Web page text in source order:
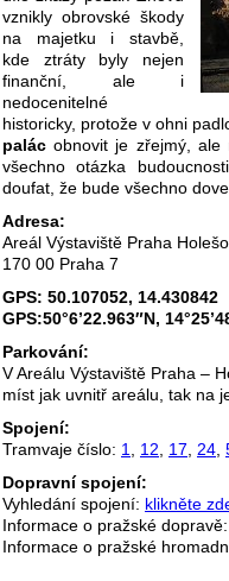
vznikly obrovské škody
na majetku i stavbě,
kde ztráty byly nejen
finanční, ale i
nedocenitelné
historicky, protože v ohni
palác obnovit je zřejmý, ale
všechno otázka
doufat, že bude všechno
Adresa:
Areál Výstaviště Praha
170 00 Praha 7
GPS: 50.107052, 14.430842
GPS:50°6’22.963″N,
Parkování:
V Areálu Výstaviště Praha –
míst jak uvnitř areálu, tak na
Spojení:
Tramvaje číslo: 1 12 17 24
Dopravní spojení:
Vyhledání spojení: klikněte
Informace o pražské
Informace o pražské